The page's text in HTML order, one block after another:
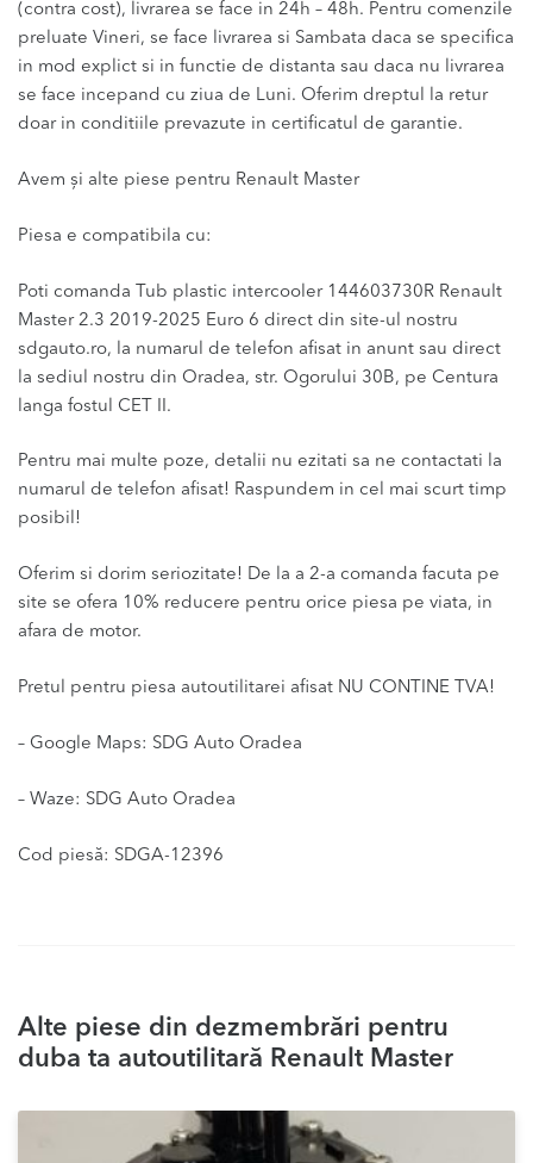
(contra cost), livrarea se face in 24h – 48h. Pentru comenzile
preluate Vineri, se face livrarea si Sambata daca se specifica
in mod explict si in functie de distanta sau daca nu livrarea
se face incepand cu ziua de Luni. Oferim dreptul la retur
doar in conditiile prevazute in certificatul de garantie.
Avem și alte piese pentru Renault Master
Piesa e compatibila cu:
Poti comanda Tub plastic intercooler 144603730R Renault
Master 2.3 2019-2025 Euro 6 direct din site-ul nostru
sdgauto.ro, la numarul de telefon afisat in anunt sau direct
la sediul nostru din Oradea, str. Ogorului 30B, pe Centura
langa fostul CET II.
Pentru mai multe poze, detalii nu ezitati sa ne contactati la
numarul de telefon afisat! Raspundem in cel mai scurt timp
posibil!
Oferim si dorim seriozitate! De la a 2-a comanda facuta pe
site se ofera 10% reducere pentru orice piesa pe viata, in
afara de motor.
Pretul pentru piesa autoutilitarei afisat NU CONTINE TVA!
– Google Maps: SDG Auto Oradea
– Waze: SDG Auto Oradea
Cod piesă: SDGA-12396
Alte piese din dezmembrări pentru
duba ta autoutilitară Renault Master